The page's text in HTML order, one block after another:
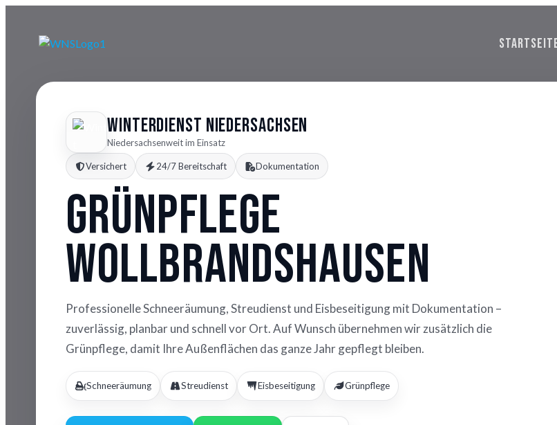
Winterdienst Niedersachsen
Niedersachsenweit im Einsatz
Versichert 24/7 Bereitschaft Dokumentation
Grünpflege
Wollbrandshausen
Professionelle Schneeräumung, Streudienst und Eisbeseitigung mit Dokumentation –
zuverlässig, planbar und schnell vor Ort. Auf Wunsch übernehmen wir zusätzlich die
Grünpflege, damit Ihre Außenflächen das ganze Jahr gepflegt bleiben.
Schneeräumung Streudienst Eisbeseitigung Grünpflege